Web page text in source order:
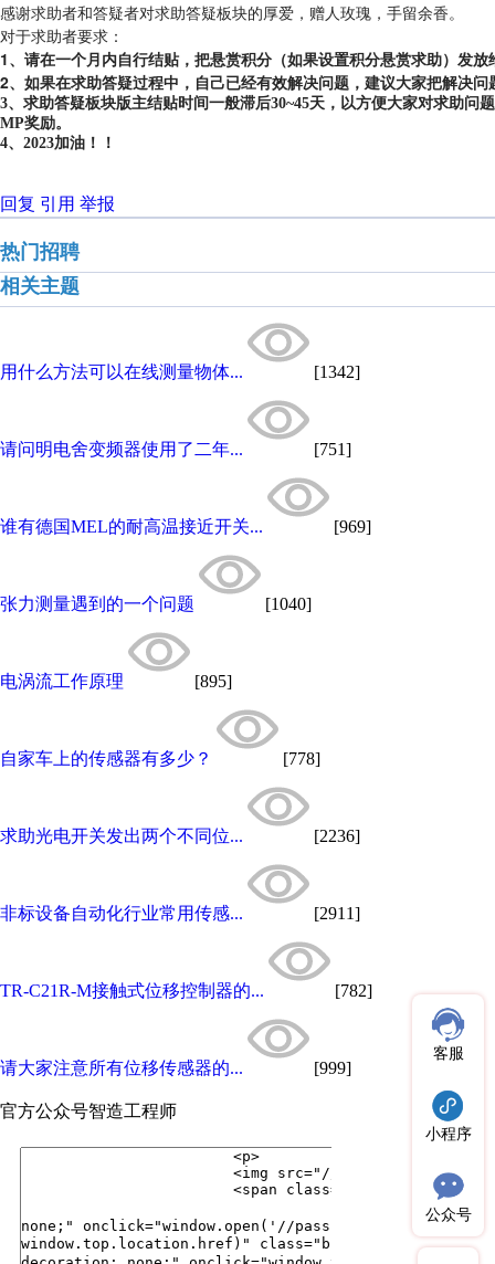
感谢求助者和答疑者对求助答疑板块的厚爱，赠人玫瑰，手留余香。
对于求助者要求：
1、请在一个月内自行结贴，把悬赏积分（如果设置积分悬赏求助）发放
2、如果在求助答疑过程中，自己已经有效解决问题，建议大家把解决
3、求助答疑板块版主结贴时间一般滞后30~45天，以方便大家对求助
MP奖励。
4、2023加油！！
回复 引用 举报
热门招聘
相关主题
用什么方法可以在线测量物体... [1342]
请问明电舍变频器使用了二年... [751]
谁有德国MEL的耐高温接近开关... [969]
张力测量遇到的一个问题 [1040]
电涡流工作原理 [895]
自家车上的传感器有多少？ [778]
求助光电开关发出两个不同位... [2236]
非标设备自动化行业常用传感... [2911]
TR-C21R-M接触式位移控制器的... [782]
请大家注意所有位移传感器的... [999]
官方公众号智造工程师
客服
小程序
公众号